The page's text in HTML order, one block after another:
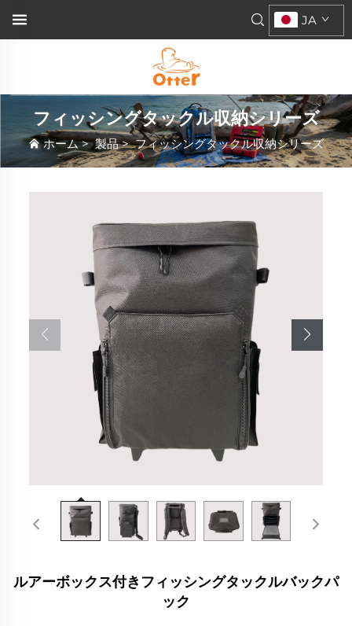
JA
フィッシングタックル収納シリーズ
ホーム>製品>フィッシングタックル収納シリーズ
ルアーボックス付きフィッシングタックルバックパ
ック